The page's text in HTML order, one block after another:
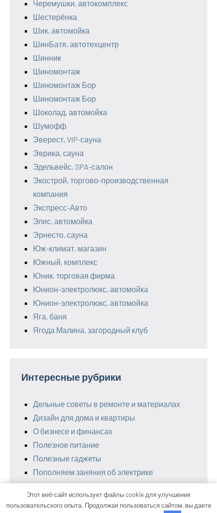
Черемушки, автокомплекс
Шестерёнка
Шик, автомойка
ШинБатя, автотехцентр
Шинник
Шиномонтаж
Шиномонтаж Бор
Шиномонтаж Бор
Шоколад, автомойка
Шумофф
Эверест, VIP-сауна
Эврика, сауна
Эдельвейс, SPA-салон
Экострой, торгово-производственная
компания
Экспресс-Авто
Элис, автомойка
Эрнесто, сауна
Юж-климат, магазин
Южный, комплекс
Юник, торговая фирма
Юнион-электролюкс, автомойка
Юнион-электролюкс, автомойка
Яга, баня
Ягода Малина, загородный клуб
Интересные рубрики
Дельные советы в ремонте и материалах
Дизайн для дома и квартиры
О бизнесе и финансах
Полезное питание
Полезные гаджеты
Пополняем заняния об электрике
Этот веб-сайт использует файлы cookie для улучшения
пользовательского опыта. Продолжая пользоваться сайтом, вы даете